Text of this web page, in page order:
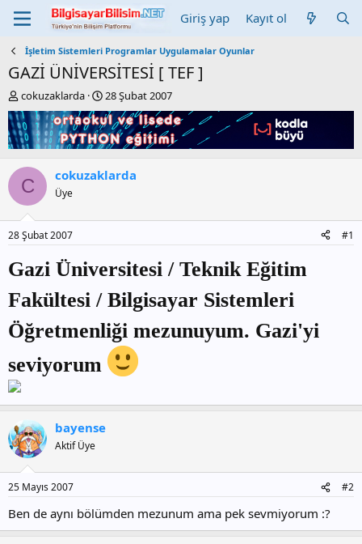
Giriş yap Kayıt ol
İşletim Sistemleri Programlar Uygulamalar Oyunlar
GAZİ ÜNİVERSİTESİ [ TEF ]
K
o
n
b
u
y
u
b
ş
l
t
n
cokuzaklarda
B
a
ş
l
a
n
g
t
i
28 Şubat 2007
C cokuzaklarda
Üye
28 Şubat 2007 #1
Gazi Üniversitesi / Teknik Eğitim
Fakültesi / Bilgisayar Sistemleri
Öğretmenliği mezunuyum. Gazi'yi
seviyorum
bayense
Aktif Üye
25 Mayıs 2007 #2
Ben de aynı bölümden mezunum ama pek sevmiyorum :?